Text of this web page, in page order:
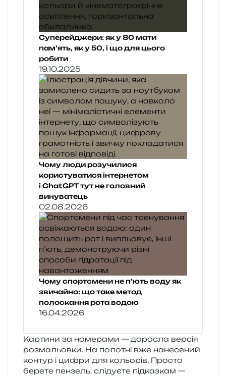
Суперейджери: як у 80 мати
пам’ять, як у 50, і що для цього
робити
19.10.2025
Чому люди розучилися
користуватися інтернетом
і ChatGPT тут не головний
винуватець
02.08.2026
Чому спортсмени не п’ють воду як
звичайно: що таке метод
полоскання рота водою
16.04.2026
Картини за номе­ра­ми — доро­сла вер­сія
роз­ма­льов­ки. На поло­тні вже нане­се­ний
кон­тур і цифри для кольо­рів. Просто
бере­те пен­зель, слі­ду­є­те під­каз­кам —